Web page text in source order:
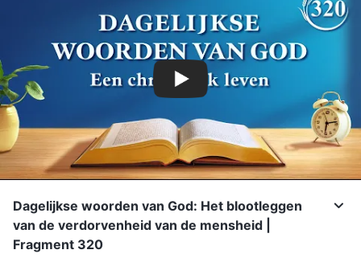
Dagelijkse woorden van God: Het blootleggen
van de verdorvenheid van de mensheid |
Fragment 320